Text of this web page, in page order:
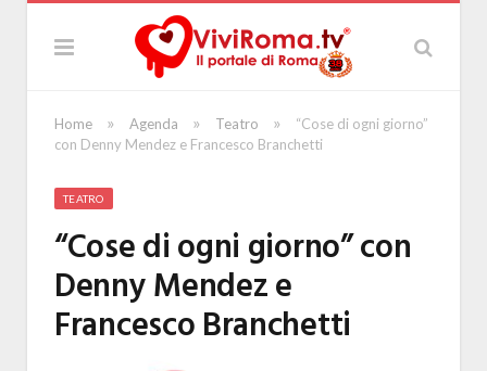
Home » Agenda » Teatro »
“Cose di ogni giorno”
con Denny Mendez e Francesco Branchetti
TEATRO
“Cose di ogni giorno” con
Denny Mendez e
Francesco Branchetti